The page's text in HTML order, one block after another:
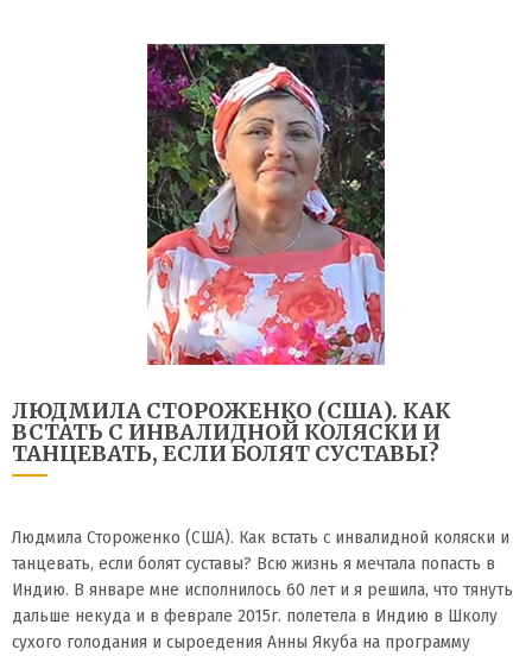
ЛЮДМИЛА СТОРОЖЕНКО (США). КАК
ВСТАТЬ С ИНВАЛИДНОЙ КОЛЯСКИ И
ТАНЦЕВАТЬ, ЕСЛИ БОЛЯТ СУСТАВЫ?
Людмила Стороженко (США). Как встать с инвалидной коляски и
танцевать, если болят суставы? Всю жизнь я мечтала попасть в
Индию. В январе мне исполнилось 60 лет и я решила, что тянуть
дальше некуда и в феврале 2015г. полетела в Индию в Школу
сухого голодания и сыроедения Анны Якуба на программу